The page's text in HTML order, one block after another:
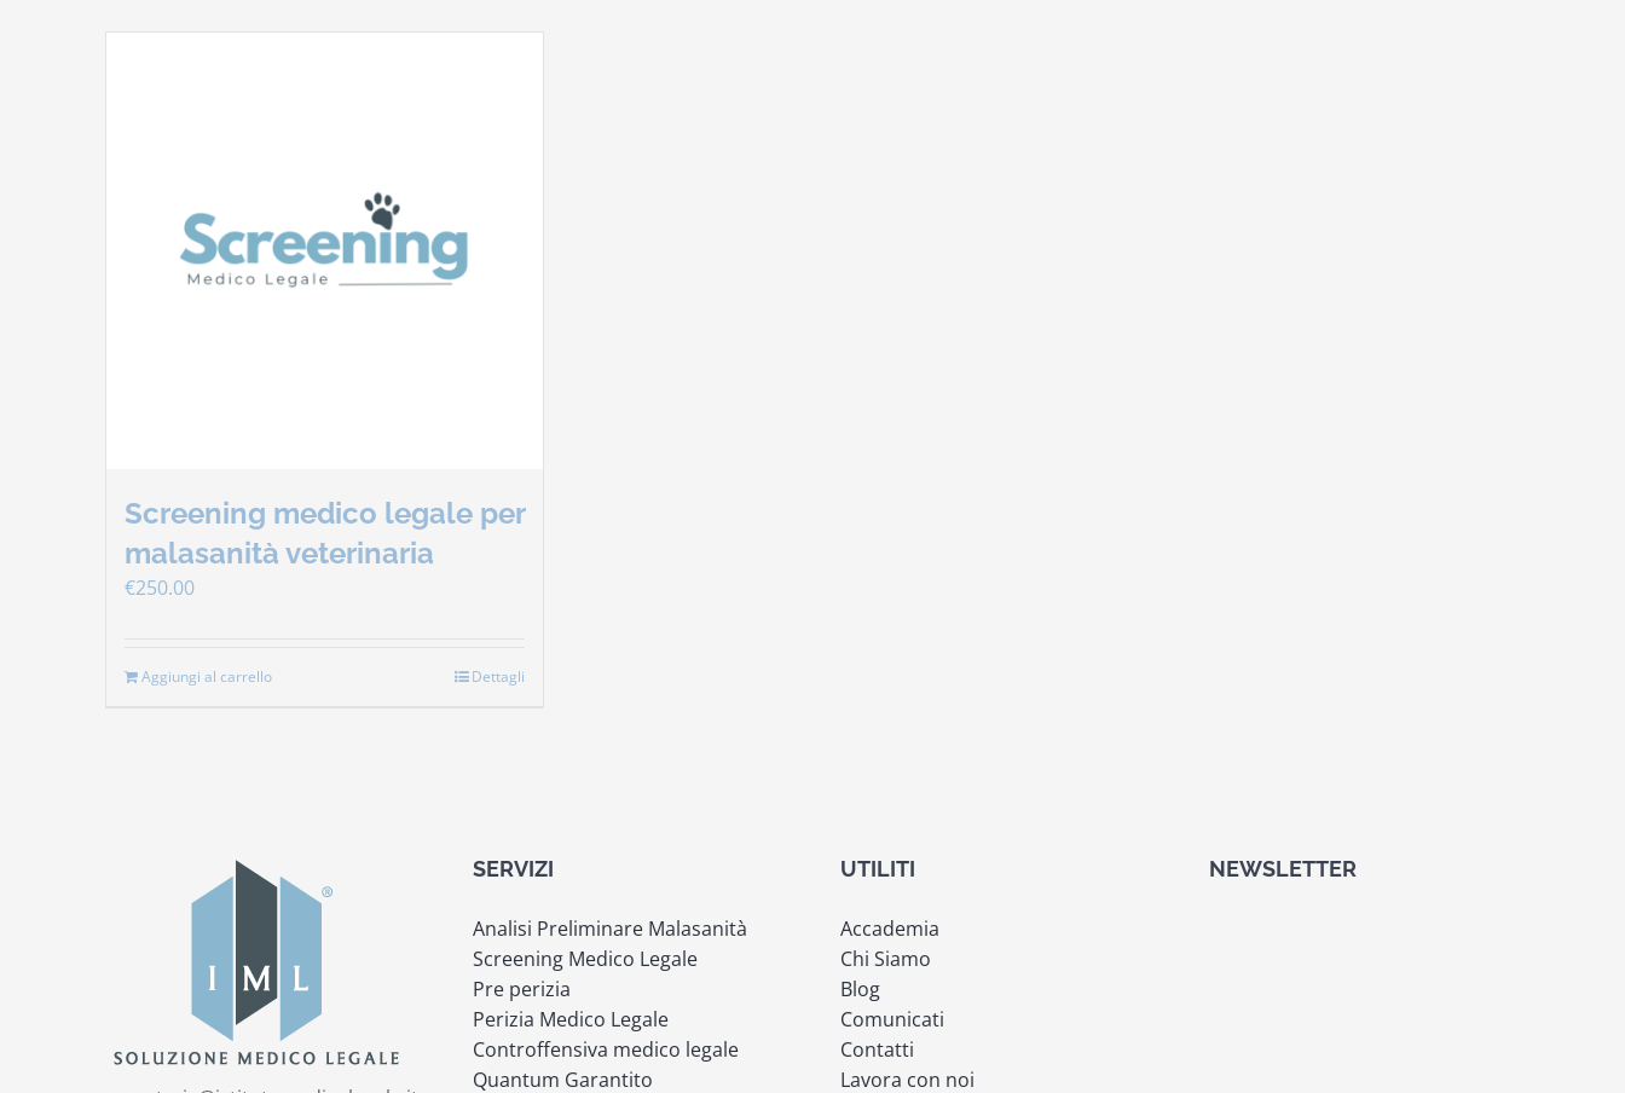
Screening medico legale per
malasanità veterinaria
€250.00
Aggiungi al carrello Dettagli
SERVIZI
Analisi Preliminare Malasanità
Screening Medico Legale
Pre perizia
Perizia Medico Legale
Controffensiva medico legale
Quantum Garantito
UTILITI
Accademia
Chi Siamo
Blog
Comunicati
Contatti
Lavora con noi
NEWSLETTER